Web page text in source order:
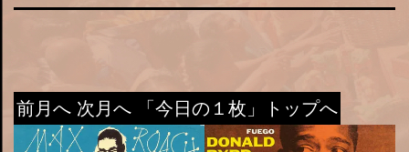
プ
前月へ 次月へ 「今日の１枚」トップへ